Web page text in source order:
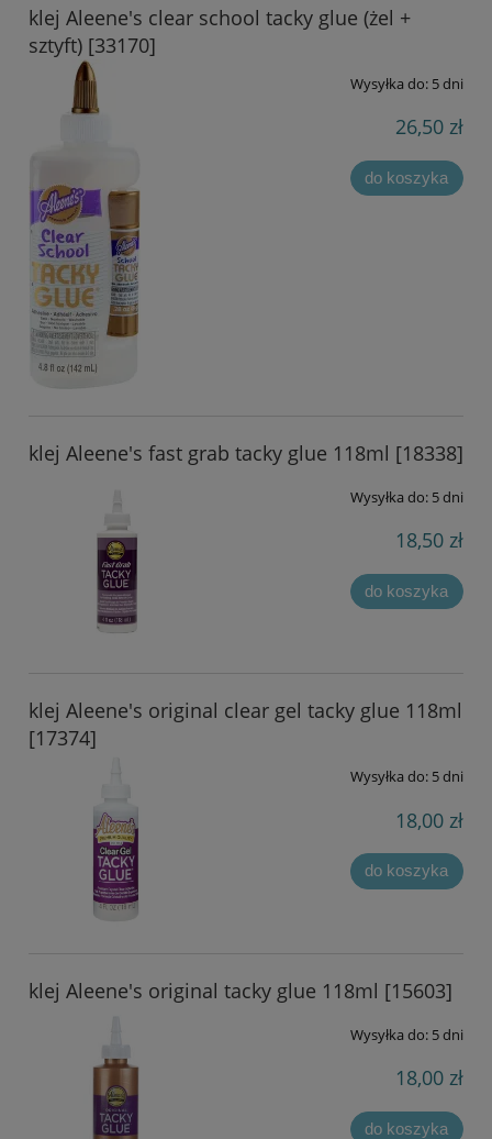
klej Aleene's clear school tacky glue (żel +
sztyft) [33170]
Wysyłka do: 5 dni
26,50 zł
do koszyka
klej Aleene's fast grab tacky glue 118ml [18338]
Wysyłka do: 5 dni
18,50 zł
do koszyka
klej Aleene's original clear gel tacky glue 118ml
[17374]
Wysyłka do: 5 dni
18,00 zł
do koszyka
klej Aleene's original tacky glue 118ml [15603]
Wysyłka do: 5 dni
18,00 zł
do koszyka